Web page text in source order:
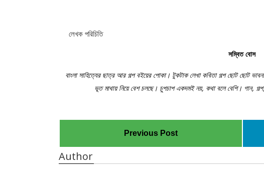
লেখক পরিচিতি
সম্বিত বোস
বাংলা সাহিত্যের ছাত্র আর গল্প বইয়ের পোকা। টুকটাক লেখা কবিতা গল্প ছোট ছোট
ভূত মাথায় নিয়ে বেশ চলছে। চুপচাপ একদমই নয়, কথা বলে বেশি। গান,
Previous Post
Author